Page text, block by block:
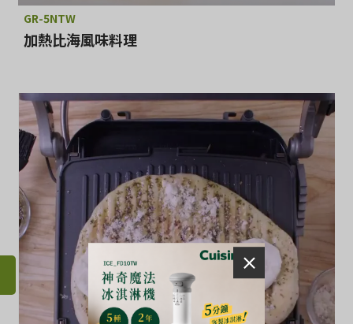
GR-5NTW
加熱比海風味料理